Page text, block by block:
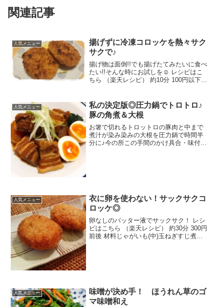
関連記事
人気メニュー
揚げずに冷凍コロッケを熱々サク
サクで♪
揚げ物は面倒!!でも揚げたてみたいに食べ
たい!!そんな時にお試しを☺️ レシピはこ
ちら （楽天レシピ） 約10分 100円以下
人気メニュー
私の決定版◎圧力鍋でトロトロ♪
豚の角煮＆大根
お箸で切れるトロットロの豚肉と中まで
煮汁が染み染みの大根を圧力鍋で時間半
分に♪今の所この手間のかけ具合・味付け
人気メニュー
衣に卵を使わない！サックサクコ
ロッケ◎
卵なしのバッター液でサックサク！ レシ
ピはこちら （楽天レシピ） 約30分 300円
前後 材料じゃがいも(中)玉ねぎすじ煮込
人気メニュー
味噌が決め手！ ほうれん草のゴ
マ味噌和え